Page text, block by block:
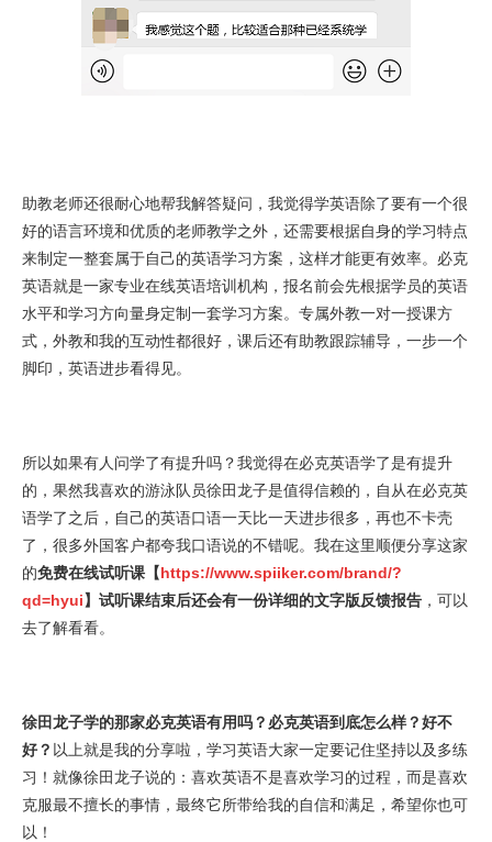
助教老师还很耐心地帮我解答疑问，我觉得学英语除了要有一个很
好的语言环境和优质的老师教学之外，还需要根据自身的学习特点
来制定一整套属于自己的英语学习方案，这样才能更有效率。必克
英语就是一家专业在线英语培训机构，报名前会先根据学员的英语
水平和学习方向量身定制一套学习方案。专属外教一对一授课方
式，外教和我的互动性都很好，课后还有助教跟踪辅导，一步一个
脚印，英语进步看得见。
所以如果有人问学了有提升吗？我觉得在必克英语学了是有提升
的，果然我喜欢的游泳队员徐田龙子是值得信赖的，自从在必克英
语学了之后，自己的英语口语一天比一天进步很多，再也不卡壳
了，很多外国客户都夸我口语说的不错呢。我在这里顺便分享这家
的免费在线试听课【https://www.spiiker.com/brand/?
qd=hyui】试听课结束后还会有一份详细的文字版反馈报告 ，可以
去了解看看。
徐田龙子学的那家必克英语有用吗？必克英语到底怎么样？好不
好？ 以上就是我的分享啦，学习英语大家一定要记住坚持以及多练
习！就像徐田龙子说的：喜欢英语不是喜欢学习的过程，而是喜欢
克服最不擅长的事情，最终它所带给我的自信和满足，希望你也可
以！